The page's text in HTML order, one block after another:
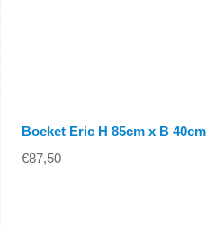
Boeket Eric H 85cm x B 40cm
€87,50